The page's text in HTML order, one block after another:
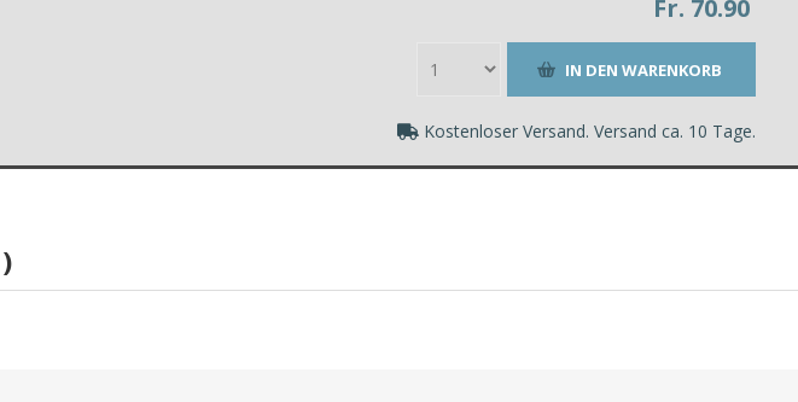
Fr. 70.90
Kostenloser Versand. Versand ca. 10 Tage.
)